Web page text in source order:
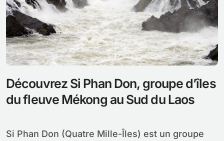
Découvrez Si Phan Don, groupe d’îles
du fleuve Mékong au Sud du Laos
Si Phan Don (Quatre Mille-Îles) est un groupe